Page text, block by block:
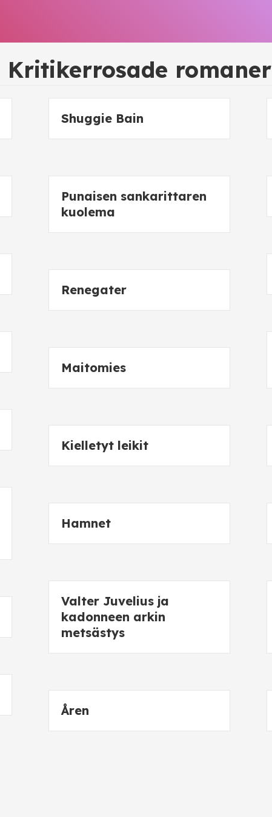
Kritikerrosade romaner
Shuggie Bain
Punaisen sankarittaren
kuolema
Renegater
Maitomies
Kielletyt leikit
Hamnet
Valter Juvelius ja
kadonneen arkin
metsästys
Åren